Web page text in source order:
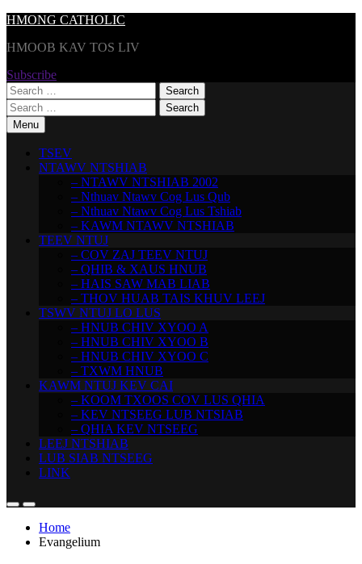
Skip
content
HMONG CATHOLIC
HMOOB KAV TOS LIV
Subscribe
Search
for:
Search
for:Menu
TSEV
NTAWV NTSHIAB
– NTAWV NTSHIAB 2002
– Nthuav Ntawv Cog Lus Qub
– Nthuav Ntawv Cog Lus Tshiab
– KAWM NTAWV NTSHIAB
TEEV NTUJ
– COV ZAJ TEEV NTUJ
– QHIB & XAUS HNUB
– HAIS SAW MAB LIAB
– THOV HUAB TAIS KHUV LEEJ
TSWV NTUJ LO LUS
– HNUB CHIV XYOO A
– HNUB CHIV XYOO B
– HNUB CHIV XYOO C
– TXWM HNUB
KAWM NTUJ KEV CAI
– KOOM TXOOS COV LUS QHIA
– KEV NTSEEG LUB NTSIAB
– QHIA KEV NTSEEG
LEEJ NTSHIAB
LUB SIAB NTSEEG
LINK
Home
Evangelium